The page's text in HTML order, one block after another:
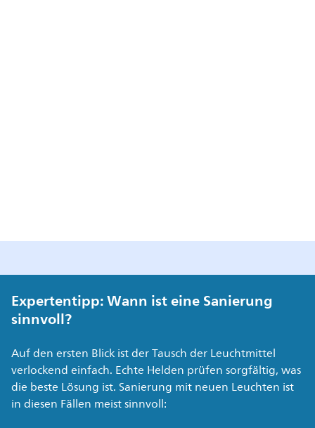
Expertentipp: Wann ist eine Sanierung
sinnvoll?
Auf den ersten Blick ist der Tausch der Leuchtmittel
verlockend einfach. Echte Helden prüfen sorgfältig, was
die beste Lösung ist. Sanierung mit neuen Leuchten ist
in diesen Fällen meist sinnvoll: